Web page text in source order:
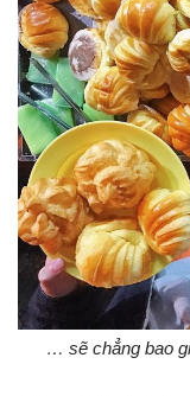
… sẽ chẳng bao